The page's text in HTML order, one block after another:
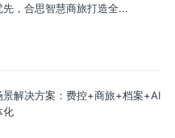
先，合思智慧商旅打造全...
景解决方案：费控+商旅+档案+AI
化